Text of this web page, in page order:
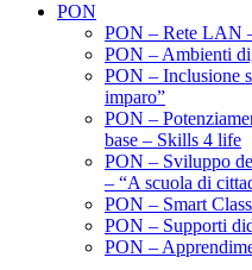
PON
PON – Rete LAN
PON – Ambienti
PON – Inclusione
imparo”
PON –
base – Skills 4 life
PON – Sviluppo
– “A scuola di
PON – Smart Class
PON – Supporti
PON –